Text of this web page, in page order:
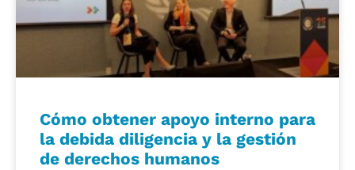
Cómo obtener apoyo interno para
la debida diligencia y la gestión
de derechos humanos